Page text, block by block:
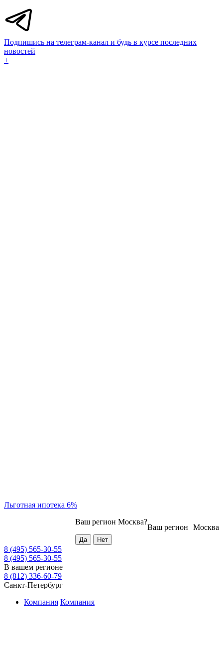
Подпишись на телеграм-канал и будь в курсе последних
новостей
+
Льготная ипотека 6%
Москва
Ваш регион
Ваш регион Москва?
8 (495) 565-30-55
8 (495) 565-30-55
В вашем регионе
8 (812) 336-60-79
Санкт-Петербург
Компания Компания